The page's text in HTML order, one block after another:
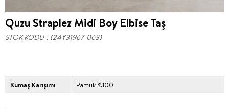
Quzu Straplez Midi Boy Elbise Taş
STOK KODU (24Y31967-063)
Kumaş Karışımı Pamuk %100